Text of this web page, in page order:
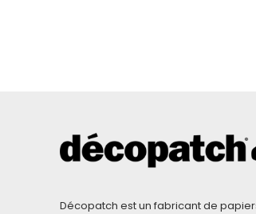
Décopatch est un fabricant de